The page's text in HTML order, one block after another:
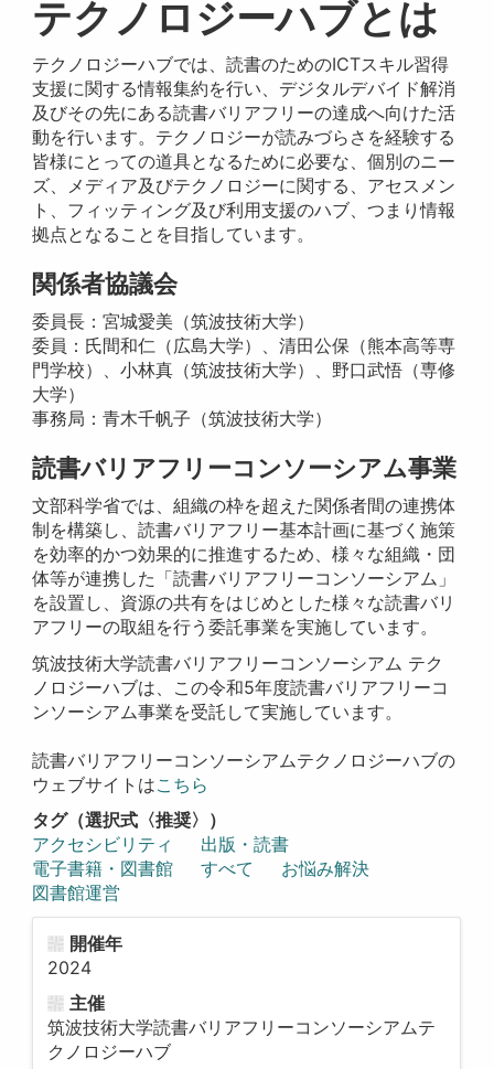
テクノロジーハブとは
テクノロジーハブでは、読書のためのICTスキル習得
支援に関する情報集約を行い、デジタルデバイド解消
及びその先にある読書バリアフリーの達成へ向けた活
動を行います。テクノロジーが読みづらさを経験する
皆様にとっての道具となるために必要な、個別のニー
ズ、メディア及びテクノロジーに関する、アセスメン
ト、フィッティング及び利用支援のハブ、つまり情報
拠点となることを目指しています。
関係者協議会
委員長：宮城愛美（筑波技術大学）
委員：氏間和仁（広島大学）、清田公保（熊本高等専
門学校）、小林真（筑波技術大学）、野口武悟（専修
大学）
事務局：青木千帆子（筑波技術大学）
読書バリアフリーコンソーシアム事業
文部科学省では、組織の枠を超えた関係者間の連携体
制を構築し、読書バリアフリー基本計画に基づく施策
を効率的かつ効果的に推進するため、様々な組織・団
体等が連携した「読書バリアフリーコンソーシアム」
を設置し、資源の共有をはじめとした様々な読書バリ
アフリーの取組を行う委託事業を実施しています。
筑波技術大学読書バリアフリーコンソーシアム テク
ノロジーハブは、この令和5年度読書バリアフリーコ
ンソーシアム事業を受託して実施しています。
読書バリアフリーコンソーシアムテクノロジーハブの
ウェブサイトはこちら
タグ（選択式〈推奨〉）
アクセシビリティ
出版・読書
電子書籍・図書館
すべて
お悩み解決
図書館運営
開催年
2024
主催
筑波技術大学読書バリアフリーコンソーシアムテ
クノロジーハブ